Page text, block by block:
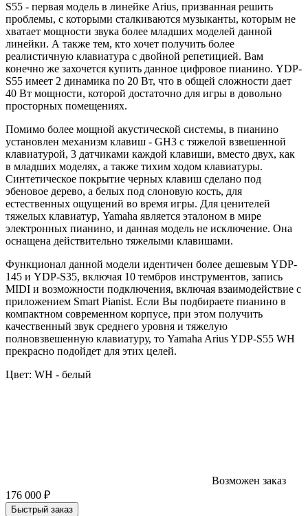
S55 - первая модель в линейке Arius, призванная решить
проблемы, с которыми сталкиваются музыканты, которым не
хватает мощности звука более младших моделей данной
линейки. А также тем, кто хочет получить более
реалистичную клавиатура с двойной репетицией. Вам
конечно же захочется купить данное цифровое пианино. YDP-
S55 имеет 2 динамика по 20 Вт, что в общей сложности дает
40 Вт мощности, которой достаточно для игры в довольно
просторных помещениях.
Помимо более мощной акустической системы, в пианино
установлен механизм клавиш - GH3 с тяжелой взвешенной
клавиатурой, 3 датчиками каждой клавиши, вместо двух, как
в младших моделях, а также тихим ходом клавиатуры.
Синтетическое покрытие черных клавиш сделано под
эбеновое дерево, а белых под слоновую кость, для
естественных ощущений во время игры. Для ценителей
тяжелых клавиатур, Yamaha является эталоном в мире
электронных пианино, и данная модель не исключение. Она
оснащена действительно тяжелыми клавишами.
Функционал данной модели идентичен более дешевым YDP-
145 и YDP-S35, включая 10 тембров инструментов, запись
MIDI и возможности подключения, включая взаимодействие с
приложением Smart Pianist. Если Вы подбираете пианино в
компактном современном корпусе, при этом получить
качественный звук среднего уровня и тяжелую
полновзвешенную клавиатуру, то Yamaha Arius YDP-S55 WH
прекрасно подойдет для этих целей.
Цвет: WH - белый
Возможен заказ
176 000 ₽
Быстрый заказ